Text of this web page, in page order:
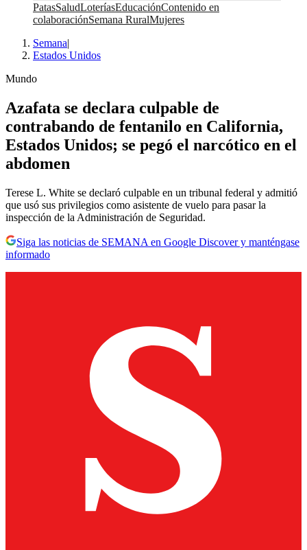
PatasSaludLoteríasEducaciónContenido en
colaboraciónSemana RuralMujeres
Semana|
Estados Unidos
Mundo
Azafata se declara culpable de
contrabando de fentanilo en California,
Estados Unidos; se pegó el narcótico en el
abdomen
Terese L. White se declaró culpable en un tribunal federal y admitió
que usó sus privilegios como asistente de vuelo para pasar la
inspección de la Administración de Seguridad.
Siga las noticias de SEMANA en Google Discover y manténgase
informado